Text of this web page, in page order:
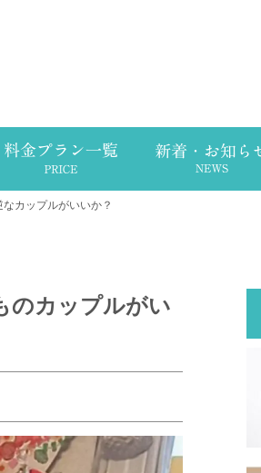
カップルがいいか？
カップルがい